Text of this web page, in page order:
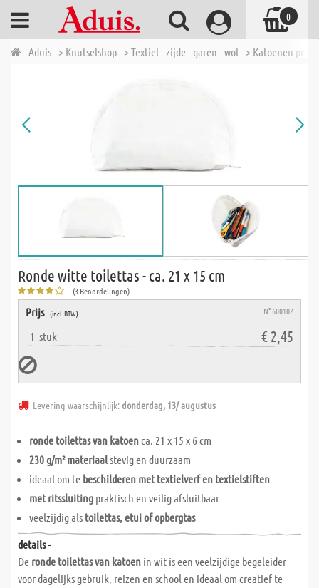
Aduis > Knutselshop > Textiel - zijde - garen - wol > Katoenen
Ronde witte toilettas - ca. 21 x 15 cm
(3 Beoordelingen)
Prijs (incl. BTW) N° 600102
1 stuk € 2,45
Levering waarschijnlijk:donderdag, 13/ augustus
ronde toilettas van katoenca. 21 x 15 x 6 cm
230 g/m² materiaalstevig en duurzaam
ideaal om te beschilderen met textielverf en textielstiften
met ritssluiting praktisch en veilig afsluitbaar
veelzijdig als toilettas, etui of opbergtas
details -
De ronde toilettas van katoen in wit is een veelzijdige begeleider
voor dagelijks gebruik, reizen en school en ideaal om creatief te
0